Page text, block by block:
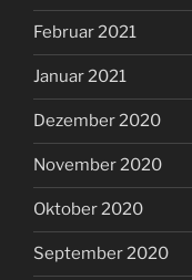
Februar 2021
Januar 2021
Dezember 2020
November 2020
Oktober 2020
September 2020